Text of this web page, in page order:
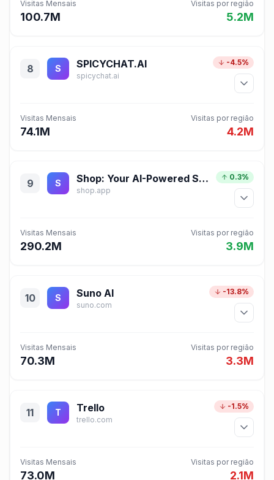
Visitas Mensais
100.7M
Visitas por região
5.2M
8 S SPICYCHAT.AI
spicychat.ai
-4.5%
Visitas Mensais
74.1M
Visitas por região
4.2M
9 S Shop: Your AI-Powered Shopping Assistant
shop.app
0.3%
Visitas Mensais
290.2M
Visitas por região
3.9M
10 S Suno AI
suno.com
-13.8%
Visitas Mensais
70.3M
Visitas por região
3.3M
11 T Trello
trello.com
-1.5%
Visitas Mensais
73.0M
Visitas por região
2.1M